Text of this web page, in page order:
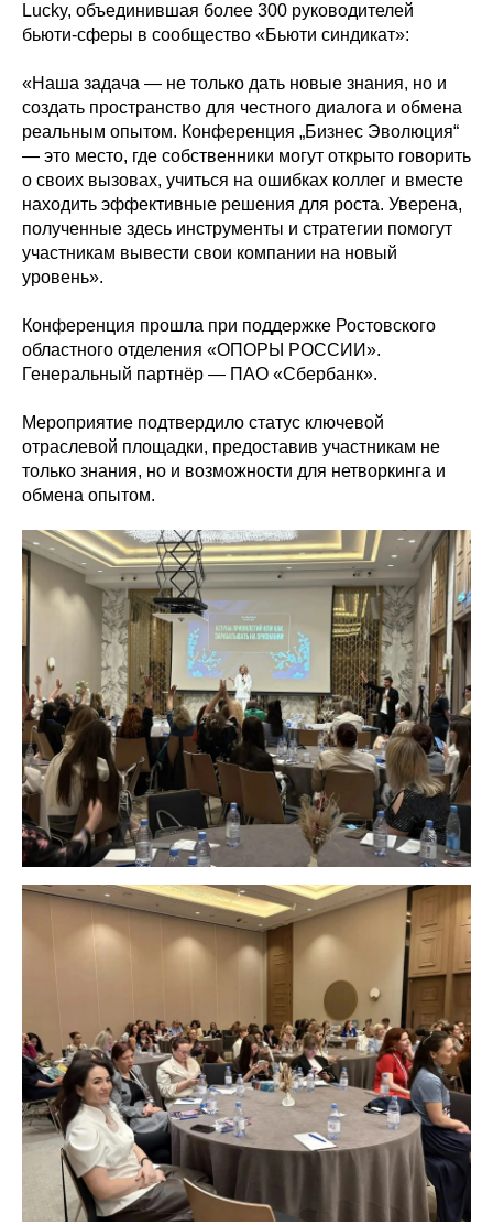
Lucky, объединившая более 300 руководителей
бьюти-сферы в сообщество «Бьюти синдикат»:
«Наша задача — не только дать новые знания, но и
создать пространство для честного диалога и обмена
реальным опытом. Конференция „Бизнес Эволюция“
— это место, где собственники могут открыто говорить
о своих вызовах, учиться на ошибках коллег и вместе
находить эффективные решения для роста. Уверена,
полученные здесь инструменты и стратегии помогут
участникам вывести свои компании на новый
уровень».
Конференция прошла при поддержке Ростовского
областного отделения «ОПОРЫ РОССИИ».
Генеральный партнёр — ПАО «Сбербанк».
Мероприятие подтвердило статус ключевой
отраслевой площадки, предоставив участникам не
только знания, но и возможности для нетворкинга и
обмена опытом.